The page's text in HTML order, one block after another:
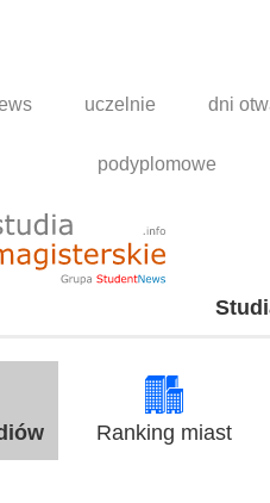
uczelnie dni
podyplomowe
Ranking miast